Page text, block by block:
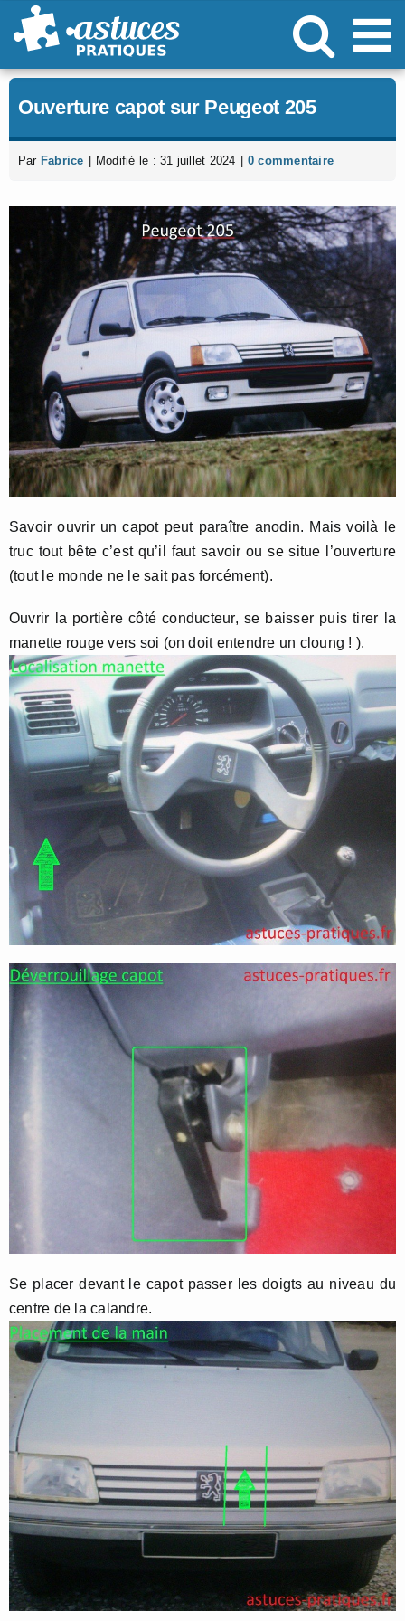
Passer
au
Ouverture capot sur Peugeot 205
Par Fabrice Modifié le : 31 juillet 2024 0 commentaire
Savoir ouvrir un capot peut paraître anodin. Mais voilà le
truc tout bête c’est qu’il faut savoir ou se situe l’ouverture
(tout le monde ne le sait pas forcément).
Ouvrir la portière côté conducteur, se baisser puis tirer la
manette rouge vers soi (on doit entendre un cloung ! ).
Se placer devant le capot passer les doigts au niveau du
centre de la calandre.